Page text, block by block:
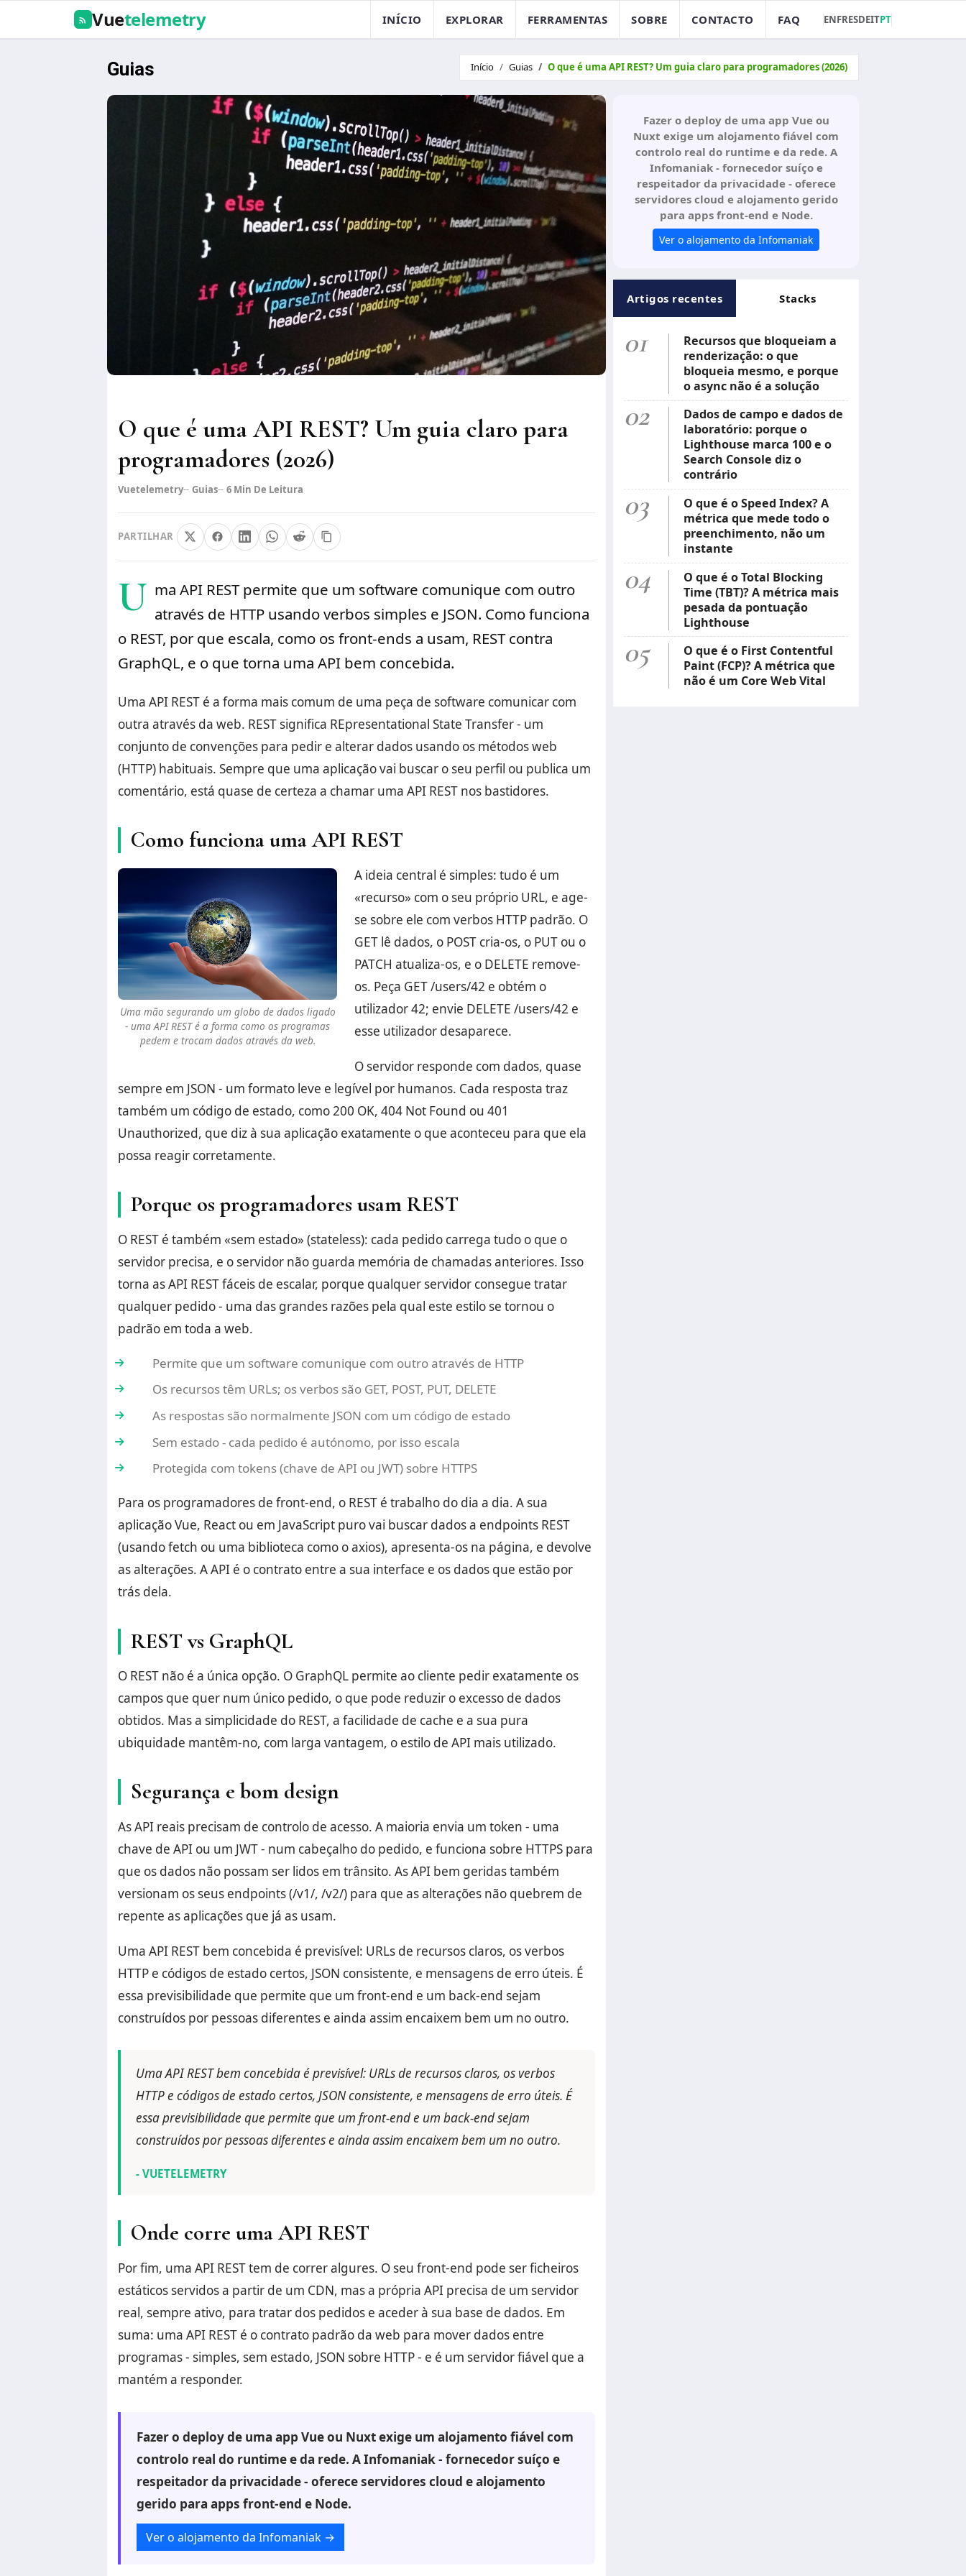
Vuetelemetry INÍCIO EXPLORAR FERRAMENTAS SOBRE CONTACTO FAQ ENFRESDEITPT
Guias Início Guias O que é uma API REST? Um guia claro para programadores (2026)
O que é uma API REST? Um guia claro para
programadores (2026)
Vuetelemetry Guias 6 Min De Leitura
PARTILHAR
U ma API REST permite que um software comunique com outro
através de HTTP usando verbos simples e JSON. Como funciona
o REST, por que escala, como os front-ends a usam, REST contra
GraphQL, e o que torna uma API bem concebida.
Uma API REST é a forma mais comum de uma peça de software comunicar com
outra através da web. REST significa REpresentational State Transfer - um
conjunto de convenções para pedir e alterar dados usando os métodos web
(HTTP) habituais. Sempre que uma aplicação vai buscar o seu perfil ou publica um
comentário, está quase de certeza a chamar uma API REST nos bastidores.
Como funciona uma API REST
Uma mão segurando um globo de dados ligado
- uma API REST é a forma como os programas
pedem e trocam dados através da web.
A ideia central é simples: tudo é um
«recurso» com o seu próprio URL, e age-
se sobre ele com verbos HTTP padrão. O
GET lê dados, o POST cria-os, o PUT ou o
PATCH atualiza-os, e o DELETE remove-
os. Peça GET /users/42 e obtém o
utilizador 42; envie DELETE /users/42 e
esse utilizador desaparece.
O servidor responde com dados, quase
sempre em JSON - um formato leve e legível por humanos. Cada resposta traz
também um código de estado, como 200 OK, 404 Not Found ou 401
Unauthorized, que diz à sua aplicação exatamente o que aconteceu para que ela
possa reagir corretamente.
Porque os programadores usam REST
O REST é também «sem estado» (stateless): cada pedido carrega tudo o que o
servidor precisa, e o servidor não guarda memória de chamadas anteriores. Isso
torna as API REST fáceis de escalar, porque qualquer servidor consegue tratar
qualquer pedido - uma das grandes razões pela qual este estilo se tornou o
padrão em toda a web.
Permite que um software comunique com outro através de HTTP
Os recursos têm URLs; os verbos são GET, POST, PUT, DELETE
As respostas são normalmente JSON com um código de estado
Sem estado - cada pedido é autónomo, por isso escala
Protegida com tokens (chave de API ou JWT) sobre HTTPS
Para os programadores de front-end, o REST é trabalho do dia a dia. A sua
aplicação Vue, React ou em JavaScript puro vai buscar dados a endpoints REST
(usando fetch ou uma biblioteca como o axios), apresenta-os na página, e devolve
as alterações. A API é o contrato entre a sua interface e os dados que estão por
trás dela.
REST vs GraphQL
O REST não é a única opção. O GraphQL permite ao cliente pedir exatamente os
campos que quer num único pedido, o que pode reduzir o excesso de dados
obtidos. Mas a simplicidade do REST, a facilidade de cache e a sua pura
ubiquidade mantêm-no, com larga vantagem, o estilo de API mais utilizado.
Segurança e bom design
As API reais precisam de controlo de acesso. A maioria envia um token - uma
chave de API ou um JWT - num cabeçalho do pedido, e funciona sobre HTTPS para
que os dados não possam ser lidos em trânsito. As API bem geridas também
versionam os seus endpoints (/v1/, /v2/) para que as alterações não quebrem de
repente as aplicações que já as usam.
Uma API REST bem concebida é previsível: URLs de recursos claros, os verbos
HTTP e códigos de estado certos, JSON consistente, e mensagens de erro úteis. É
essa previsibilidade que permite que um front-end e um back-end sejam
construídos por pessoas diferentes e ainda assim encaixem bem um no outro.
Uma API REST bem concebida é previsível: URLs de recursos claros, os verbos
HTTP e códigos de estado certos, JSON consistente, e mensagens de erro úteis. É
essa previsibilidade que permite que um front-end e um back-end sejam
construídos por pessoas diferentes e ainda assim encaixem bem um no outro.
- VUETELEMETRY
Onde corre uma API REST
Por fim, uma API REST tem de correr algures. O seu front-end pode ser ficheiros
estáticos servidos a partir de um CDN, mas a própria API precisa de um servidor
real, sempre ativo, para tratar dos pedidos e aceder à sua base de dados. Em
suma: uma API REST é o contrato padrão da web para mover dados entre
programas - simples, sem estado, JSON sobre HTTP - e é um servidor fiável que a
mantém a responder.
Fazer o deploy de uma app Vue ou Nuxt exige um alojamento fiável com
controlo real do runtime e da rede. A Infomaniak - fornecedor suíço e
respeitador da privacidade - oferece servidores cloud e alojamento
gerido para apps front-end e Node.
Ver o alojamento da Infomaniak→
Fazer o deploy de uma app Vue ou
Nuxt exige um alojamento fiável com
controlo real do runtime e da rede. A
Infomaniak - fornecedor suíço e
respeitador da privacidade - oferece
servidores cloud e alojamento gerido
para apps front-end e Node.
Ver o alojamento da Infomaniak
Artigos recentes Stacks
01
Recursos que bloqueiam a
renderização: o que
bloqueia mesmo, e porque
o async não é a solução
02
Dados de campo e dados de
laboratório: porque o
Lighthouse marca 100 e o
Search Console diz o
contrário
03
O que é o Speed Index? A
métrica que mede todo o
preenchimento, não um
instante
04
O que é o Total Blocking
Time (TBT)? A métrica mais
pesada da pontuação
Lighthouse
05
O que é o First Contentful
Paint (FCP)? A métrica que
não é um Core Web Vital